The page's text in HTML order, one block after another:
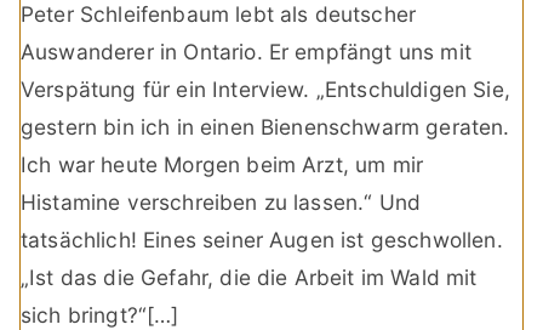
Peter Schleifenbaum lebt als deutscher
Auswanderer in Ontario. Er empfängt uns mit
Verspätung für ein Interview. „Entschuldigen Sie,
gestern bin ich in einen Bienenschwarm geraten.
Ich war heute Morgen beim Arzt, um mir
Histamine verschreiben zu lassen.“ Und
tatsächlich! Eines seiner Augen ist geschwollen.
„Ist das die Gefahr, die die Arbeit im Wald mit
sich bringt?“[…]